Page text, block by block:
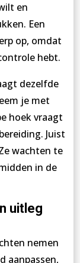
en
Een
op, omdat
hebt.
dezelfde
je met
hoek vraagt
Juist
wachten te
in de
uitleg
nemen
aanpassen,